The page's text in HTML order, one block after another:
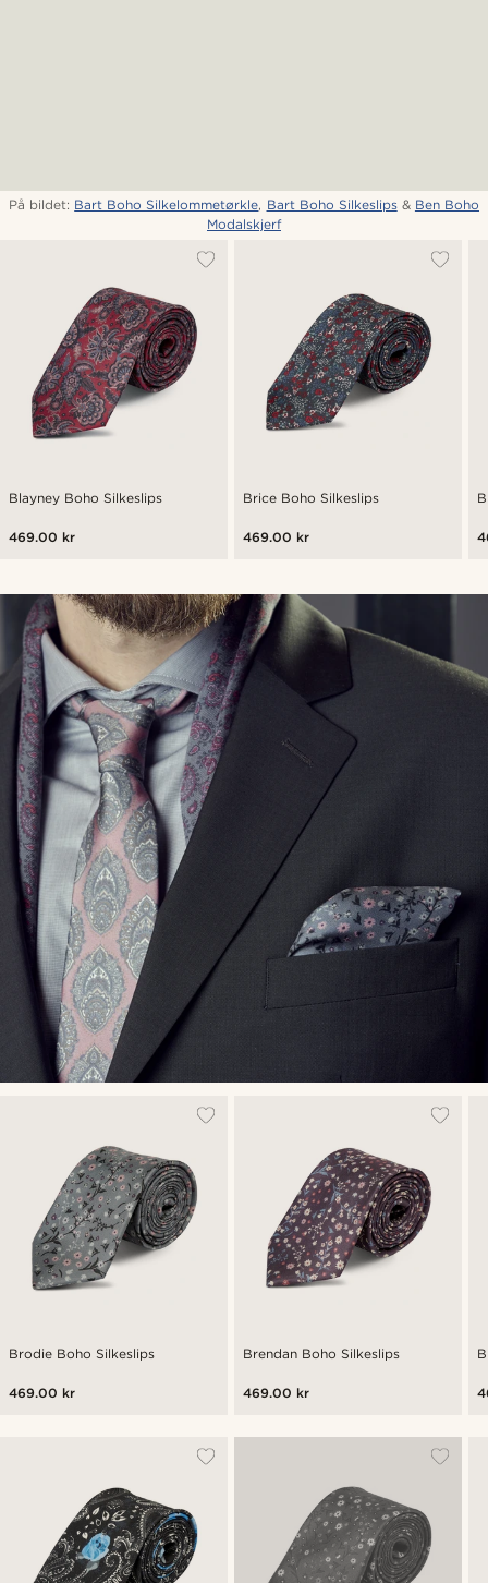
På bildet: Bart Boho Silkelommetørkle, Bart Boho Silkeslips& Ben Boho
Modalskjerf
Blayney Boho Silkeslips
469.00 kr
Brice Boho Silkeslips
469.00 kr
Brodie Boho Silkeslips
469.00 kr
Brendan Boho Silkeslips
469.00 kr